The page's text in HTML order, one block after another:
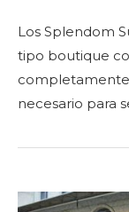
Los Splendom
tipo boutique
necesario para